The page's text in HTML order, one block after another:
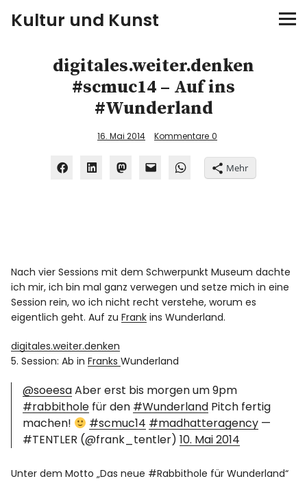
Kultur und Kunst
kultur & kunst
Ausstellungen
Konzerte
Über mich
digitales.weiter.denken
#scmuc14 – Auf ins
#Wunderland
16. Mai 2014 Kommentare 0
Mehr
Nach vier Sessions mit dem Schwerpunkt Museum dachte
ich mir, ich bin mal ganz verwegen und setze mich in eine
Session rein, wo ich nicht recht verstehe, worum es
eigentlich geht. Auf zuFrank ins Wunderland.
digitales.weiter.denken
5. Session: Ab inFranksWunderland
@soeesaAber erst bis morgen um 9pm
#rabbithole für den #Wunderland Pitch fertig
machen!
#scmuc14 #madhatteragency —
#TENTLER (@frank_tentler)10. Mai 2014
Unter dem Motto „Das neue #Rabbithole für Wunderland“